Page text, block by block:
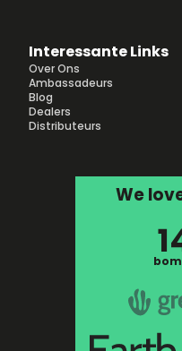
Interessante Links
Over Ons
Ambassadeurs
Blog
Dealers
Distributeurs
We